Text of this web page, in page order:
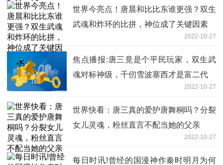
世界今亮点！唐晨和比比东谁更强？双生
武魂和炸环的比拼，神位成了关键因素
2022-10-27
焦点播报:唐三竟是个平民玩家，双生武
魂对标神级，千仞雪波塞西才是富二代
2022-10-27
世界快看：唐三真的爱护唐舞桐吗？分裂
女儿灵魂，粉丝直言不配当她的父亲
2022-10-27
每日时讯!曾经的国漫神作秦时明月为何